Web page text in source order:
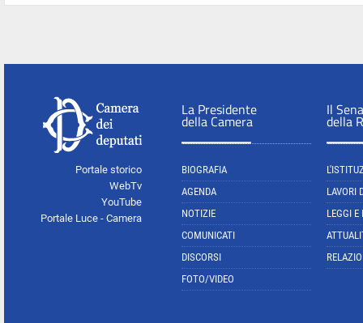
Portale storico
WebTv
YouTube
Portale Luce - Camera
La Presidente
della Camera
BIOGRAFIA
AGENDA
NOTIZIE
COMUNICATI
DISCORSI
FOTO/VIDEO
Il
della
LAVORI
LEGGI E